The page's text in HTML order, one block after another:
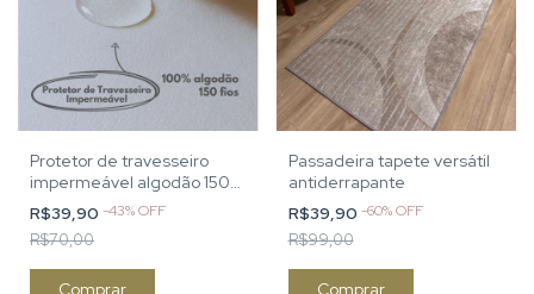
Protetor de travesseiro
impermeável algodão 150
fios
R$39,90 -43%OFF
R$70,00
Passadeira tapete versátil
antiderrapante
R$39,90 -60%OFF
R$99,00
Comprar